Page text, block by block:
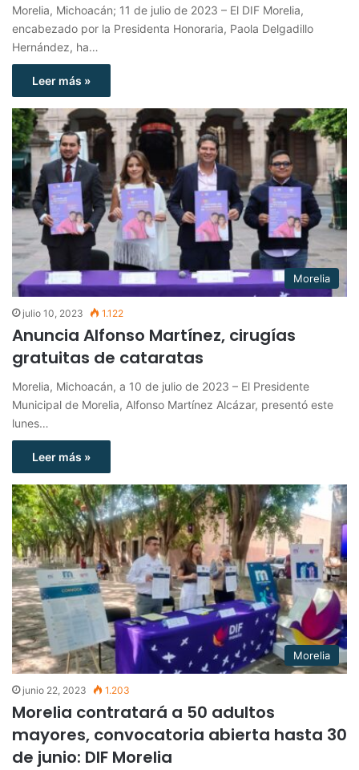
Morelia, Michoacán; 11 de julio de 2023 – El DIF Morelia,
encabezado por la Presidenta Honoraria, Paola Delgadillo
Hernández, ha…
Leer más »
Morelia
julio 10, 2023 1.122
Anuncia Alfonso Martínez, cirugías
gratuitas de cataratas
Morelia, Michoacán, a 10 de julio de 2023 – El Presidente
Municipal de Morelia, Alfonso Martínez Alcázar, presentó este
lunes…
Leer más »
Morelia
junio 22, 2023 1.203
Morelia contratará a 50 adultos
mayores, convocatoria abierta hasta 30
de junio: DIF Morelia